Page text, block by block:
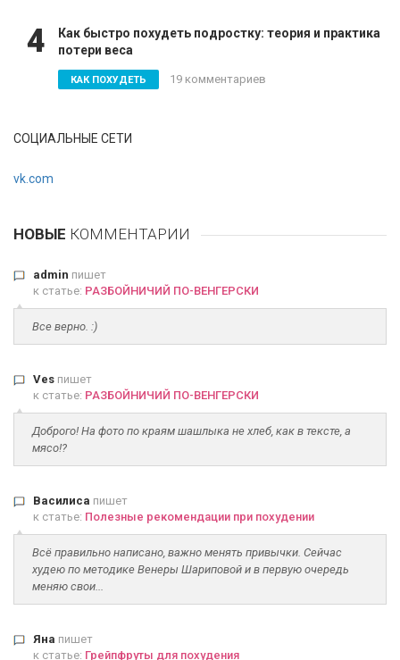
4
Как быстро похудеть подростку: теория и практика
потери веса
КАК ПОХУДЕТЬ 19 комментариев
СОЦИАЛЬНЫЕ СЕТИ
vk.com
НОВЫЕ КОММЕНТАРИИ
admin пишет
к статье: РАЗБОЙНИЧИЙ ПО-ВЕНГЕРСКИ
Все верно. :)
Ves пишет
к статье: РАЗБОЙНИЧИЙ ПО-ВЕНГЕРСКИ
Доброго! На фото по краям шашлыка не хлеб, как в тексте, а
мясо!?
Василиса пишет
к статье: Полезные рекомендации при похудении
Всё правильно написано, важно менять привычки. Сейчас
худею по методике Венеры Шариповой и в первую очередь
меняю свои...
Яна пишет
к статье: Грейпфруты для похудения